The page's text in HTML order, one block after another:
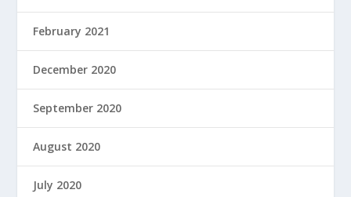
February 2021
December 2020
September 2020
August 2020
July 2020